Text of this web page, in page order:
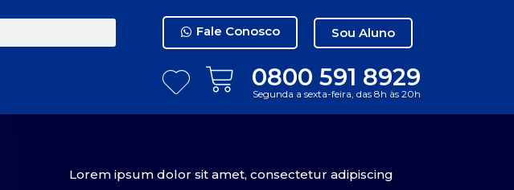
Fale Conosco Sou Aluno
0800 591 8929
Segunda a sexta-feira, das 8h às 20h
Lorem ipsum dolor sit amet, consectetur adipiscing